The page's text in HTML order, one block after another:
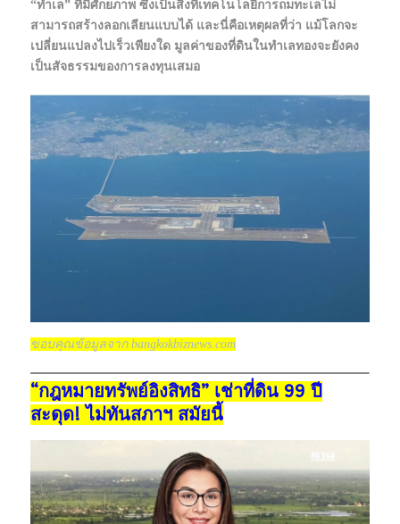
“ทำเล” ที่มีศักยภาพ ซึ่งเป็นสิ่งที่เทคโนโลยีการถมทะเลไม่
สามารถสร้างลอกเลียนแบบได้ และนี่คือเหตุผลที่ว่า แม้โลกจะ
เปลี่ยนแปลงไปเร็วเพียงใด มูลค่าของที่ดินในทำเลทองจะยังคง
เป็นสัจธรรมของการลงทุนเสมอ
ขอบคุณข้อมูลจาก bangkokbiznews.com
“กฎหมายทรัพย์อิงสิทธิ” เช่าที่ดิน 99 ปี
สะดุด! ไม่ทันสภาฯ สมัยนี้